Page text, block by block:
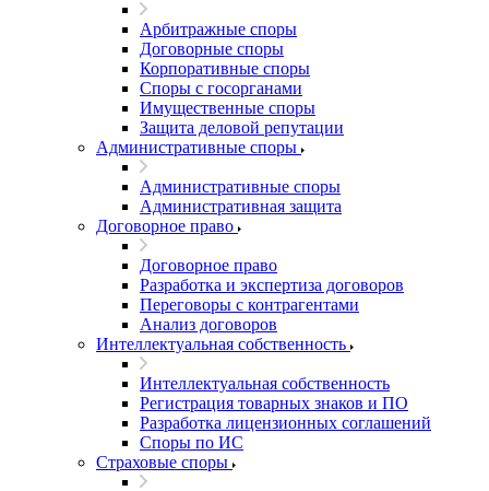
Арбитражные споры
Договорные споры
Корпоративные споры
Споры с госорганами
Имущественные споры
Защита деловой репутации
Административные споры
Административные споры
Административная защита
Договорное право
Договорное право
Разработка и экспертиза договоров
Переговоры с контрагентами
Анализ договоров
Интеллектуальная собственность
Интеллектуальная собственность
Регистрация товарных знаков и ПО
Разработка лицензионных соглашений
Споры по ИС
Страховые споры